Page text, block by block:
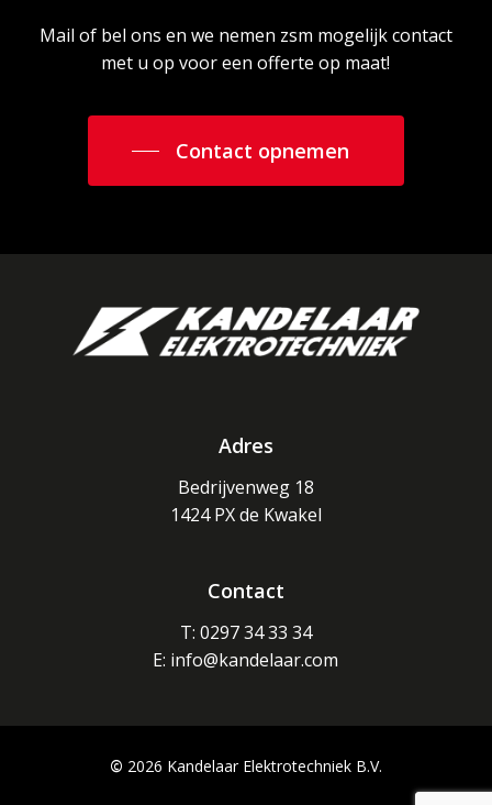
Mail of bel ons en we nemen zsm mogelijk contact
met u op voor een offerte op maat!
Contact opnemen
Adres
Bedrijvenweg 18
1424 PX de Kwakel
Contact
T: 0297 34 33 34
E: info@kandelaar.com
© 2026 Kandelaar Elektrotechniek B.V.